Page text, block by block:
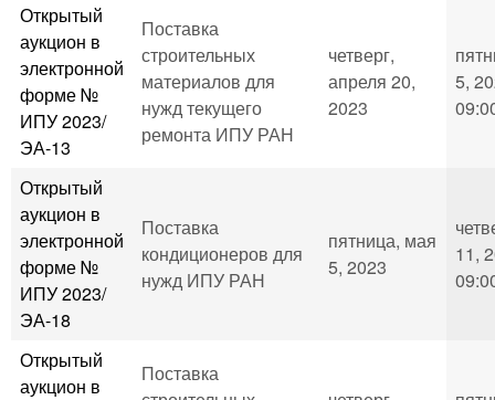
Открытый
аукцион в
электронной
форме №
ИПУ 2023/
ЭА-13
Поставка
строительных
материалов для
нужд текущего
ремонта ИПУ РАН
четверг,
апреля 20,
2023
5,
Открытый
аукцион в
электронной
форме №
ИПУ 2023/
ЭА-18
Поставка
кондиционеров для
нужд ИПУ РАН
пятница, мая
5, 2023
11,
Открытый
аукцион в
Поставка